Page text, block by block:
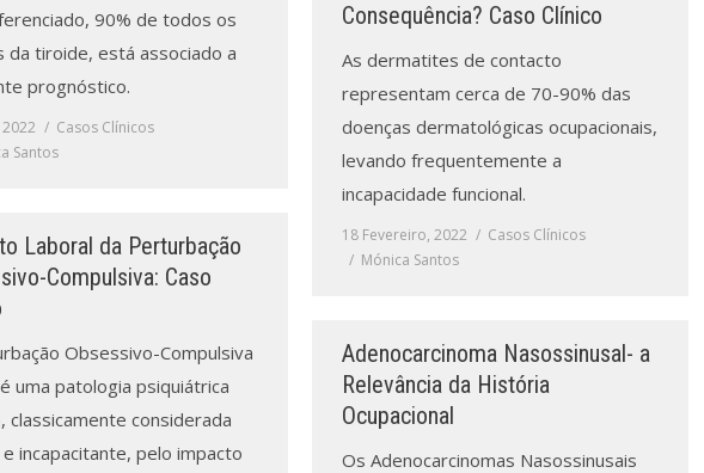
90% de todos os
da tiroide, está associado a
prognóstico.
Casos Clínicos
Santos
Consequência? Caso Clínico
As dermatites de contacto
representam cerca de 70-90% das
doenças dermatológicas ocupacionais,
levando frequentemente a
incapacidade funcional.
18 Fevereiro, 2022
Casos Clínicos
Mónica Santos
Laboral da Perturbação
Compulsiva: Caso
Obsessivo-Compulsiva
uma patologia psiquiátrica
classicamente considerada
e incapacitante, pelo impacto
Adenocarcinoma Nasossinusal- a
Relevância da História
Ocupacional
Os Adenocarcinomas Nasossinusais